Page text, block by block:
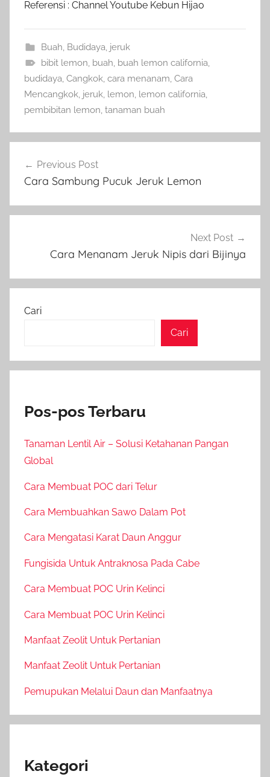
Referensi : Channel Youtube Kebun Hijao
Buah, Budidaya, jeruk
bibit lemon, buah, buah lemon california,
budidaya, Cangkok, cara menanam, Cara
Mencangkok, jeruk, lemon, lemon california,
pembibitan lemon, tanaman buah
pos
Previous Post
Cara Sambung Pucuk Jeruk Lemon
Next Post
Cara Menanam Jeruk Nipis dari Bijinya
Cari
Cari
Pos-pos Terbaru
Tanaman Lentil Air – Solusi Ketahanan Pangan
Global
Cara Membuat POC dari Telur
Cara Membuahkan Sawo Dalam Pot
Cara Mengatasi Karat Daun Anggur
Fungisida Untuk Antraknosa Pada Cabe
Cara Membuat POC Urin Kelinci
Cara Membuat POC Urin Kelinci
Manfaat Zeolit Untuk Pertanian
Manfaat Zeolit Untuk Pertanian
Pemupukan Melalui Daun dan Manfaatnya
Kategori